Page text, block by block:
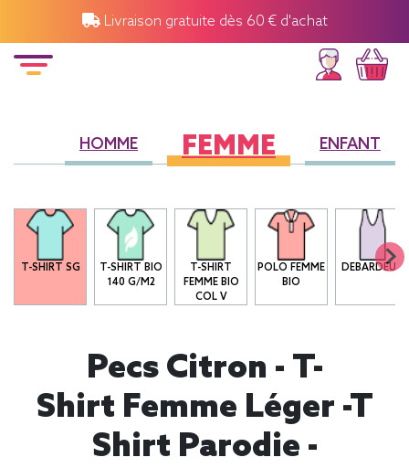
Livraison gratuite dès 60 € d'achat
HOMME FEMME ENFANT
T-SHIRT SG
T-SHIRT BIO
140 G/M2
T-SHIRT
FEMME BIO
COL V
POLO FEMME
BIO
DEBARDEUR
Pecs Citron - T-
Shirt Femme Léger -T
Shirt Parodie -